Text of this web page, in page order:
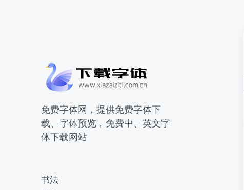
免费字体网，提供免费字体下
载、字体预览，免费中、英文字
体下载网站
书法